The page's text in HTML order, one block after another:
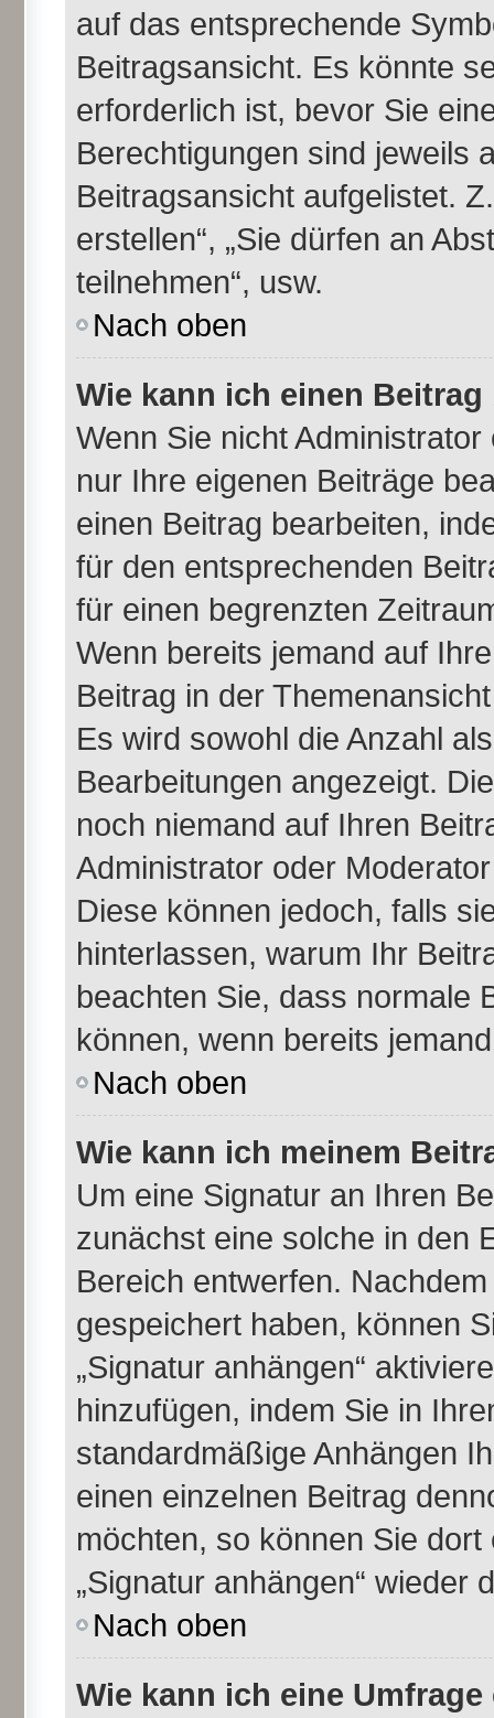
auf das entsprechende
Beitragsansicht. Es könnte
erforderlich ist, bevor Sie
Berechtigungen sind jeweils
Beitragsansicht aufgelistet.
erstellen“, „Sie dürfen an
teilnehmen“, usw.
Nach oben
Wie kann ich einen
Wenn Sie nicht
nur Ihre eigenen Beiträge
einen Beitrag bearbeiten,
für den entsprechenden
für einen begrenzten
Wenn bereits jemand auf
Beitrag in der
Es wird sowohl die Anzahl
Bearbeitungen angezeigt.
noch niemand auf Ihren
Administrator oder
Diese können jedoch, falls
hinterlassen, warum Ihr
beachten Sie, dass normale
können, wenn bereits
Nach oben
Wie kann ich meinem
Um eine Signatur an Ihren
zunächst eine solche in den
Bereich entwerfen.
gespeichert haben, können
„Signatur anhängen“
hinzufügen, indem Sie in
standardmäßige Anhängen
einen einzelnen Beitrag
möchten, so können Sie
„Signatur anhängen“ wieder
Nach oben
Wie kann ich eine